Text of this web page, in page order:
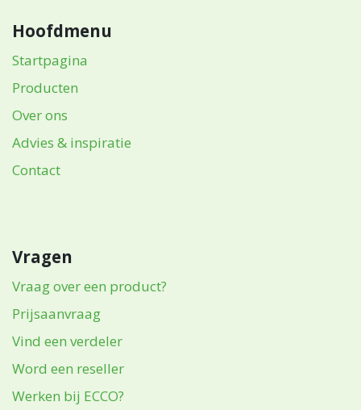
Hoofdmenu
Startpagina
Producten
Over ons
Advies & inspiratie
Contact
Vragen
Vraag over een product?
Prijsaanvraag
Vind een verdeler
Word een reseller
Werken bij ECCO?